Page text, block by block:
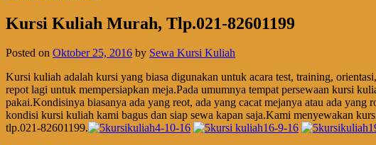
Kursi Kuliah Murah, Tlp.021-82601199
Posted on Oktober 25, 2016 by Sewa Kursi Kuliah
Kursi kuliah adalah kursi yang biasa digunakan untuk acara test, training,
repot lagi untuk mempersiapkan meja.Pada umumnya tempat persewaan kursi
pakai.Kondisinya biasanya ada yang reot, ada yang cacat mejanya atau ada
kondisi kursi kuliah kami bagus dan siap sewa kapan saja.Kami menyewakan
tlp.021-82601199.